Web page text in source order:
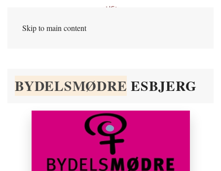
Skip to main content
BYDELSMØDRE ESBJERG